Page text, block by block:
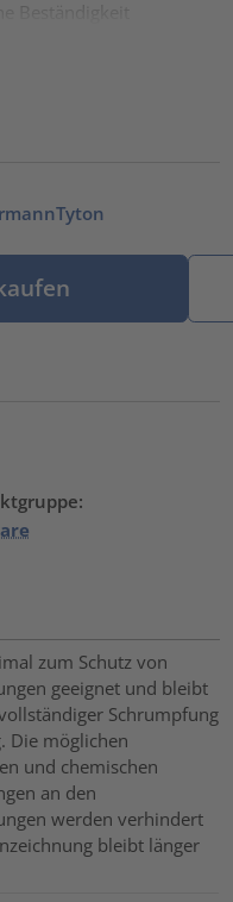
zum Schutz von
geeignet und bleibt
Schrumpfung
Die möglichen
und chemischen
an den
werden verhindert
bleibt länger